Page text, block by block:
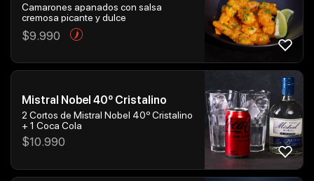
Camarones apanados con salsa
cremosa picante y dulce
$9.990
Mistral Nobel 40º Cristalino
2 Cortos de Mistral Nobel 40º Cristalino
+ 1 Coca Cola
$10.990